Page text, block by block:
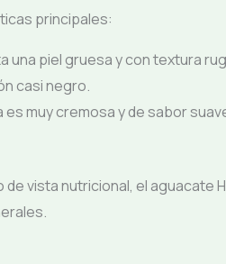
principales:
una piel gruesa y con textura
casi negro.
es muy cremosa y de sabor
de vista nutricional, el